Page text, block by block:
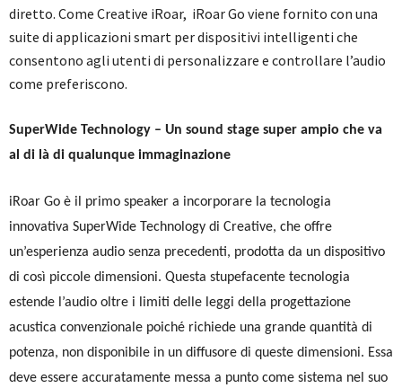
diretto. Come Creative iRoar, iRoar Go viene fornito con una
suite di applicazioni smart per dispositivi intelligenti che
consentono agli utenti di personalizzare e controllare l’audio
come preferiscono.
SuperWide Technology – Un sound stage super ampio che va
al di là di qualunque immaginazione
iRoar Go è il primo speaker a incorporare la tecnologia
innovativa SuperWide Technology di Creative, che offre
un’esperienza audio senza precedenti, prodotta da un dispositivo
di così piccole dimensioni. Questa stupefacente tecnologia
estende l’audio oltre i limiti delle leggi della progettazione
acustica convenzionale poiché richiede una grande quantità di
potenza, non disponibile in un diffusore di queste dimensioni. Essa
deve essere accuratamente messa a punto come sistema nel suo